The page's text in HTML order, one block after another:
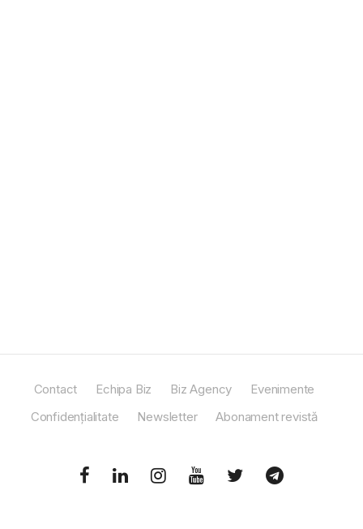
Contact Echipa Biz Biz Agency
Evenimente
Confidențialitate
Newsletter Abonament revistă